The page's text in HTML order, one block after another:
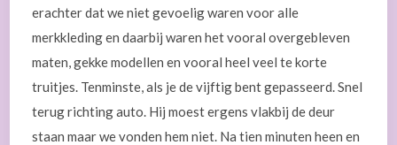
erachter dat we niet gevoelig waren voor alle
merkkleding en daarbij waren het vooral overgebleven
maten, gekke modellen en vooral heel veel te korte
truitjes. Tenminste, als je de vijftig bent gepasseerd. Snel
terug richting auto. Hij moest ergens vlakbij de deur
staan maar we vonden hem niet. Na tien minuten heen en